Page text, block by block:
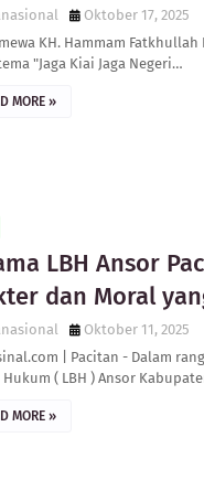
Oktober 17, 2025
KH. Hammam Fatkhullah
"Jaga Kiai Jaga Negeri…
MORE »
LBH Ansor
dan Moral
Oktober 11, 2025
| Pacitan - Dalam
( LBH ) Ansor
MORE »